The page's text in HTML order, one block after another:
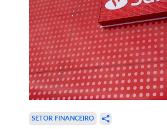
SETOR FINANCEIRO